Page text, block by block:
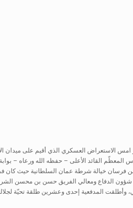
الاستعراض العسكري الذي أقيم على ميدان
القائد الأعلى – حفظه الله ورعاه –
فرسان خيالة شرطة عمان السلطانية حيث كان
شؤون الدفاع ومعالي الفريق حسن بن محسن
وأطلقت المدفعية إحدى وعشرين طلقة تحيّة